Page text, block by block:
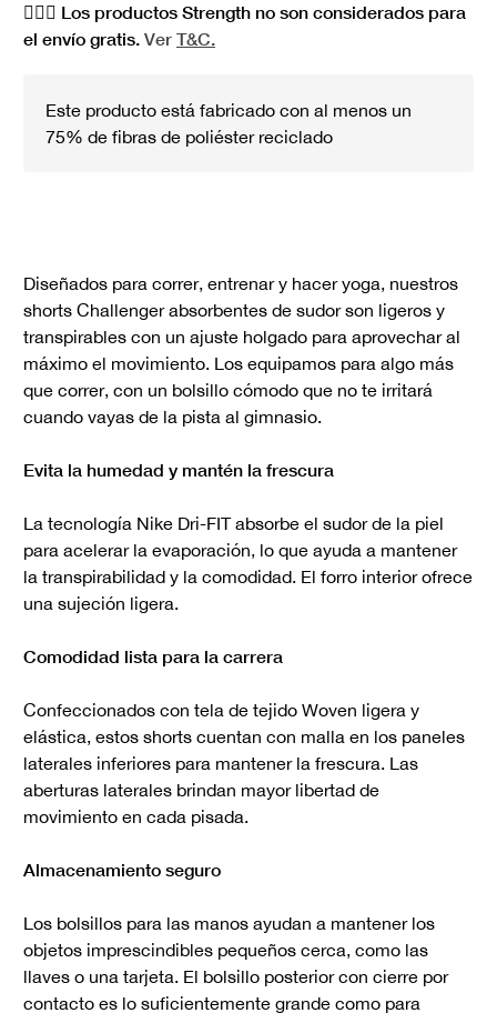
🏋🏻‍♀️ Los productos Strength no son considerados para
el envío gratis. Ver T&C.
Este producto está fabricado con al menos un
75% de fibras de poliéster reciclado
Diseñados para correr, entrenar y hacer yoga, nuestros
shorts Challenger absorbentes de sudor son ligeros y
transpirables con un ajuste holgado para aprovechar al
máximo el movimiento. Los equipamos para algo más
que correr, con un bolsillo cómodo que no te irritará
cuando vayas de la pista al gimnasio.
Evita la humedad y mantén la frescura
La tecnología Nike Dri-FIT absorbe el sudor de la piel
para acelerar la evaporación, lo que ayuda a mantener
la transpirabilidad y la comodidad. El forro interior ofrece
una sujeción ligera.
Comodidad lista para la carrera
Confeccionados con tela de tejido Woven ligera y
elástica, estos shorts cuentan con malla en los paneles
laterales inferiores para mantener la frescura. Las
aberturas laterales brindan mayor libertad de
movimiento en cada pisada.
Almacenamiento seguro
Los bolsillos para las manos ayudan a mantener los
objetos imprescindibles pequeños cerca, como las
llaves o una tarjeta. El bolsillo posterior con cierre por
contacto es lo suficientemente grande como para